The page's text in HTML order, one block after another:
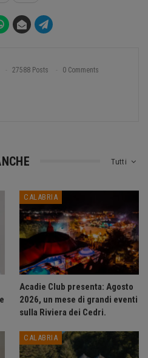
27588 Posts 0 Comments
Tutti
CALABRIA
Acadie Club presenta: Agosto
2026, un mese di grandi eventi
sulla Riviera dei Cedri.
CALABRIA